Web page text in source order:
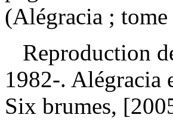
(Alégracia ; tome
Reproduction
1982-. Alégracia
Six brumes,